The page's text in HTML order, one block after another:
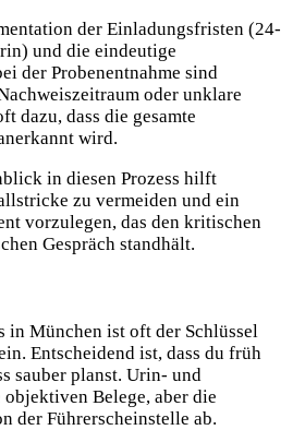
der Einladungsfristen (24-
und die eindeutige
der Probenentnahme sind
oder unklare
dazu, dass die gesamte
wird.
in diesen Prozess hilft
zu vermeiden und ein
vorzulegen, das den kritischen
Gespräch standhält.
in München ist oft der Schlüssel
Entscheidend ist, dass du früh
sauber planst. Urin- und
Belege, aber die
der Führerscheinstelle ab.